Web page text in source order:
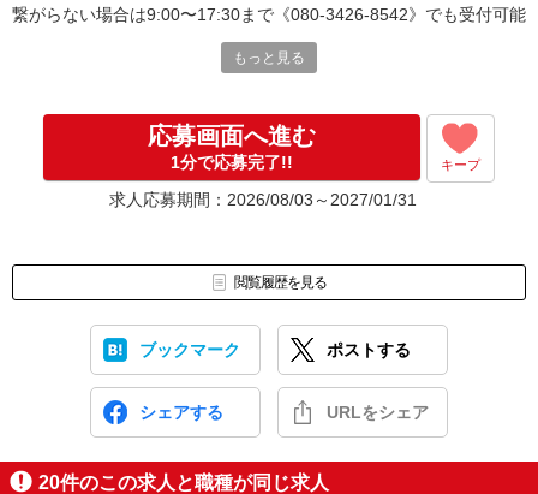
【個人情報の取扱いについて】
ご提供いただいた個人情報は、
繋がらない場合は9:00〜17:30まで《080-3426-8542》でも受付可能
もっと見る
応募画面へ進む
1分で応募完了!! キープ
求人応募期間：2026/08/03～2027/01/31
閲覧履歴を見る
ブックマーク ポストする
シェアする URLをシェア
20件のこの求人と職種が同じ求人